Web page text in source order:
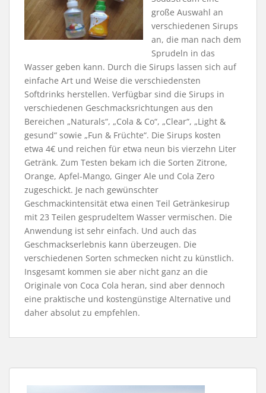
große Auswahl an
verschiedenen Sirups
an, die man nach dem
Sprudeln in das
Wasser geben kann. Durch die Sirups lassen sich auf
einfache Art und Weise die verschiedensten
Softdrinks herstellen. Verfügbar sind die Sirups in
verschiedenen Geschmacksrichtungen aus den
Bereichen „Naturals“, „Cola & Co“, „Clear“, „Light &
gesund“ sowie „Fun & Früchte“. Die Sirups kosten
etwa 4€ und reichen für etwa neun bis vierzehn Liter
Getränk. Zum Testen bekam ich die Sorten Zitrone,
Orange, Apfel-Mango, Ginger Ale und Cola Zero
zugeschickt. Je nach gewünschter
Geschmackintensität etwa einen Teil Getränkesirup
mit 23 Teilen gesprudeltem Wasser vermischen. Die
Anwendung ist sehr einfach. Und auch das
Geschmackserlebnis kann überzeugen. Die
verschiedenen Sorten schmecken nicht zu künstlich.
Insgesamt kommen sie aber nicht ganz an die
Originale von Coca Cola heran, sind aber dennoch
eine praktische und kostengünstige Alternative und
daher absolut zu empfehlen.